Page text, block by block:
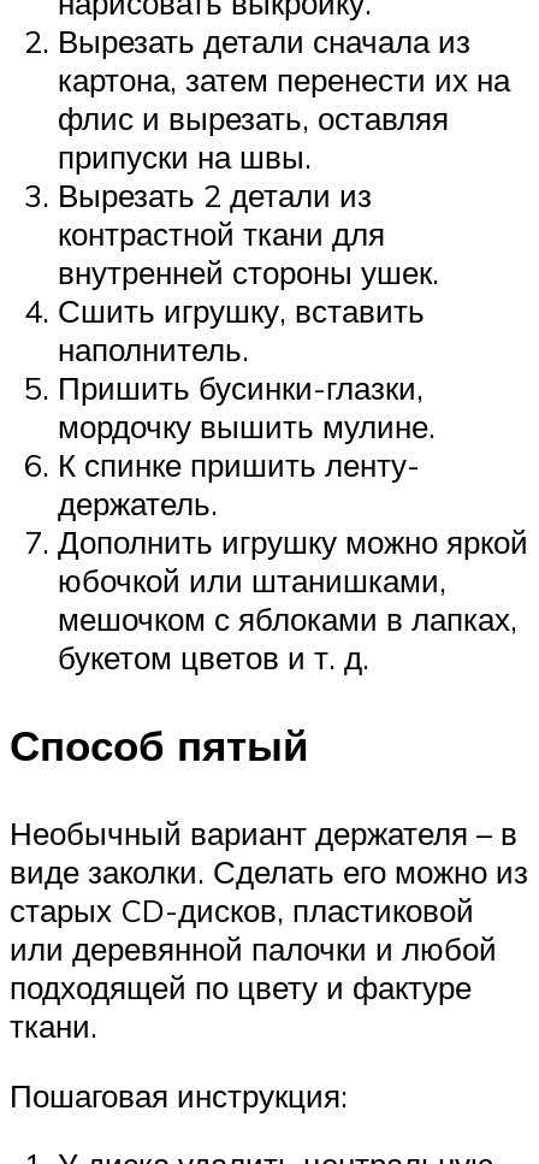
Вырезать детали сначала из
картона, затем перенести их на
флис и вырезать, оставляя
припуски на швы.
Вырезать 2 детали из
контрастной ткани для
внутренней стороны ушек.
Сшить игрушку, вставить
наполнитель.
Пришить бусинки-глазки,
мордочку вышить мулине.
К спинке пришить ленту-
держатель.
Дополнить игрушку можно яркой
юбочкой или штанишками,
мешочком с яблоками в лапках,
букетом цветов и т. д.
Способ пятый
Необычный вариант держателя – в
виде заколки. Сделать его можно из
старых CD-дисков, пластиковой
или деревянной палочки и любой
подходящей по цвету и фактуре
ткани.
Пошаговая инструкция: